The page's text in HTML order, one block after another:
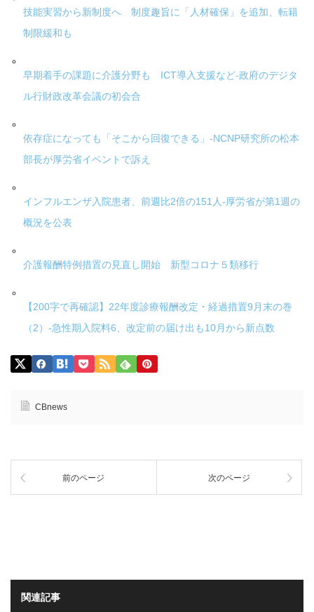
技能実習から新制度へ 制度趣旨に「人材確保」を追加、転籍
制限緩和も
早期着手の課題に介護分野も ICT導入支援など-政府のデジタ
ル行財政改革会議の初会合
依存症になっても「そこから回復できる」-NCNP研究所の松本
部長が厚労省イベントで訴え
インフルエンザ入院患者、前週比2倍の151人-厚労省が第1週の
概況を公表
介護報酬特例措置の見直し開始 新型コロナ５類移行
【200字で再確認】22年度診療報酬改定・経過措置9月末の巻
（2）-急性期入院料6、改定前の届け出も10月から新点数
CBnews
前のページ 次のページ
関連記事